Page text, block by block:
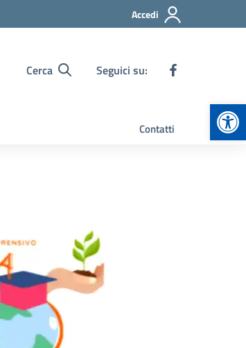
Accedi
Cerca Seguici su:
Contatti